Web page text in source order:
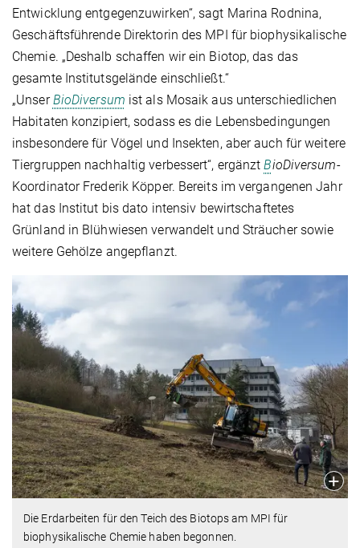
Entwicklung entgegenzuwirken“, sagt Marina Rodnina,
Geschäftsführende Direktorin des MPI für biophysikalische
Chemie. „Deshalb schaffen wir ein Biotop, das das
gesamte Institutsgelände einschließt.“
„UnserBioDiversum ist als Mosaik aus unterschiedlichen
Habitaten konzipiert, sodass es die Lebensbedingungen
insbesondere für Vögel und Insekten, aber auch für weitere
Tiergruppen nachhaltig verbessert“, ergänztBioDiversum-
Koordinator Frederik Köpper. Bereits im vergangenen Jahr
hat das Institut bis dato intensiv bewirtschaftetes
Grünland in Blühwiesen verwandelt und Sträucher sowie
weitere Gehölze angepflanzt.
Die Erdarbeiten für den Teich des Biotops am MPI für
biophysikalische Chemie haben begonnen.